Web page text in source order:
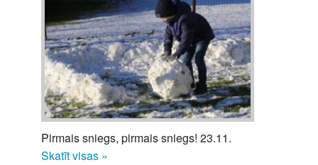
Pirmais sniegs, pirmais sniegs! 23.11.
Skatīt visas »